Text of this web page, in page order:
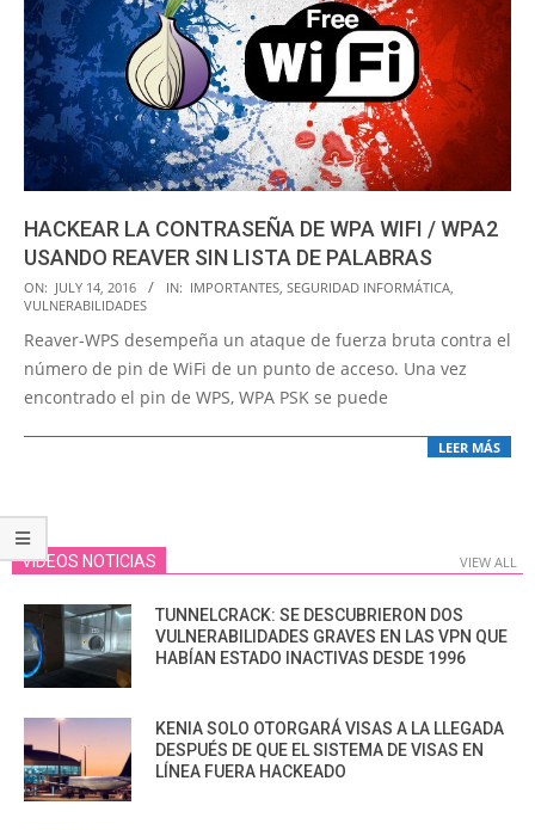
HACKEAR LA CONTRASEÑA DE WPA WIFI / WPA2
USANDO REAVER SIN LISTA DE PALABRAS
2016-
07-
14
ON: JULY 14, 2016 IN: IMPORTANTES SEGURIDAD INFORMÁTICA
VULNERABILIDADES
Reaver-WPS desempeña un ataque de fuerza bruta contra el
número de pin de WiFi de un punto de acceso. Una vez
encontrado el pin de WPS, WPA PSK se puede
LEER MÁS
VIDEOS NOTICIAS VIEW ALL
TUNNELCRACK: SE DESCUBRIERON DOS
VULNERABILIDADES GRAVES EN LAS VPN QUE
HABÍAN ESTADO INACTIVAS DESDE 1996
KENIA SOLO OTORGARÁ VISAS A LA LLEGADA
DESPUÉS DE QUE EL SISTEMA DE VISAS EN
LÍNEA FUERA HACKEADO